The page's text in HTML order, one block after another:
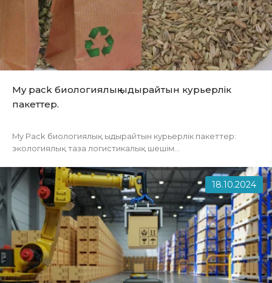
My pack биологиялық ыдырайтын курьерлік
пакеттер.
My Pack биологиялық ыдырайтын курьерлік пакеттер:
экологиялық таза логистикалық шешім...
18.10.2024